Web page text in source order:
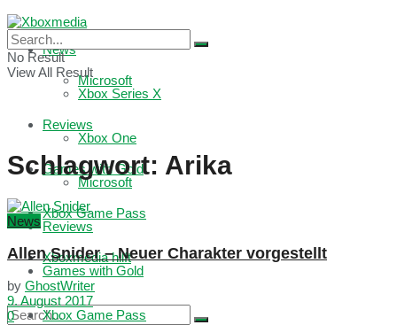
Microsoft
Reviews
Games with Gold
Xbox Game Pass
Xboxmedia hilft
News
Xbox Series X
Xbox One
Microsoft
Reviews
Games with Gold
Xbox Game Pass
No Result
View All Result
Schlagwort: Arika
News
Allen Snider – Neuer Charakter vorgestellt
by GhostWriter
9. August 2017
0